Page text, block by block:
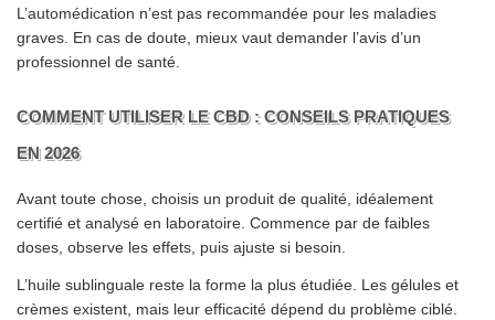
L’automédication n’est pas recommandée pour les maladies
graves. En cas de doute, mieux vaut demander l’avis d’un
professionnel de santé.
COMMENT UTILISER LE CBD : CONSEILS PRATIQUES
EN 2026
Avant toute chose, choisis un produit de qualité, idéalement
certifié et analysé en laboratoire. Commence par de faibles
doses, observe les effets, puis ajuste si besoin.
L’huile sublinguale reste la forme la plus étudiée. Les gélules et
crèmes existent, mais leur efficacité dépend du problème ciblé.